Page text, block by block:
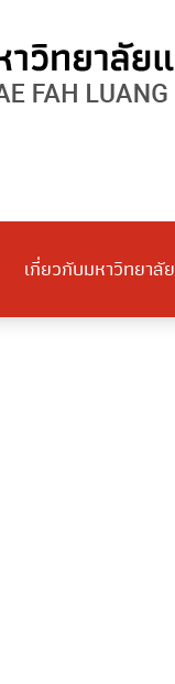
เกี่ยวกับมหาวิทยาลัย